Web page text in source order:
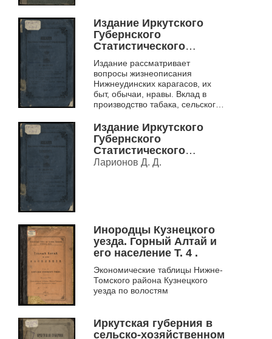
Издание Иркутского
Губернского
Статистического
комитета Вып. 3.
Издание рассматривает
вопросы жизнеописания
Нижнеудинских карагасов, их
быт, обычаи, нравы. Вклад в
производство табака, сельского
Издание Иркутского
Губернского
Статистического
комитета. Вып. 3
Ларионов Д. Д.
Инородцы Кузнецкого
уезда. Горный Алтай и
его население Т. 4 .
Экономические таблицы Нижне-
Томского района Кузнецкого
уезда по волостям
Иркутская губерния в
сельско-хозяйственном